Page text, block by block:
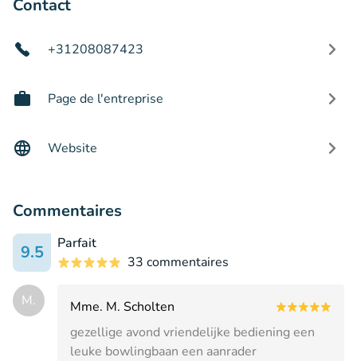
Contact
+31208087423
Page de l'entreprise
Website
Commentaires
9.5
Parfait
33 commentaires
M.
Mme. M. Scholten
gezellige avond vriendelijke bediening een
leuke bowlingbaan een aanrader